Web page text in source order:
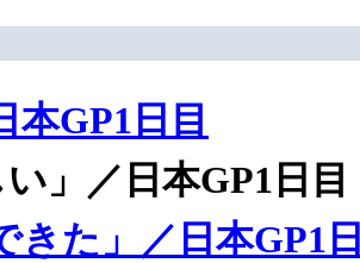
GP1日目
」／日本GP1日目
た」／日本GP1